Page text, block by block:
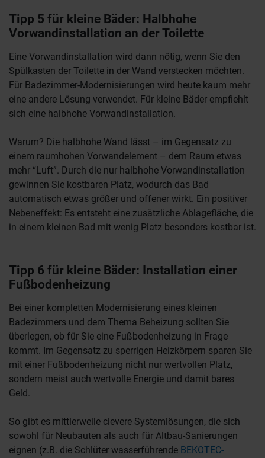
Tipp 5 für kleine Bäder: Halbhohe
Vorwandinstallation an der Toilette
Eine Vorwandinstallation wird dann nötig, wenn Sie den
Spülkasten der Toilette in der Wand verstecken möchten.
Für Badezimmer-Modernisierungen wird heute kaum mehr
eine andere Lösung verwendet. Für kleine Bäder empfiehlt
sich eine halbhohe Vorwandinstallation.
Warum? Die halbhohe Wand lässt – im Gegensatz zu
einem raumhohen Vorwandelement – dem Raum etwas
mehr “Luft”. Durch die nur halbhohe Vorwandinstallation
gewinnen Sie kostbaren Platz, wodurch das Bad
automatisch etwas größer und offener wirkt. Ein positiver
Nebeneffekt: Es entsteht eine zusätzliche Ablagefläche, die
in einem kleinen Bad mit wenig Platz besonders kostbar ist.
Tipp 6 für kleine Bäder: Installation einer
Fußbodenheizung
Bei einer kompletten Modernisierung eines kleinen
Badezimmers und dem Thema Beheizung sollten Sie
überlegen, ob für Sie eine Fußbodenheizung in Frage
kommt. Im Gegensatz zu sperrigen Heizkörpern sparen Sie
mit einer Fußbodenheizung nicht nur wertvollen Platz,
sondern meist auch wertvolle Energie und damit bares
Geld.
So gibt es mittlerweile clevere Systemlösungen, die sich
sowohl für Neubauten als auch für Altbau-Sanierungen
eignen (z.B. die Schlüter wasserführende BEKOTEC-